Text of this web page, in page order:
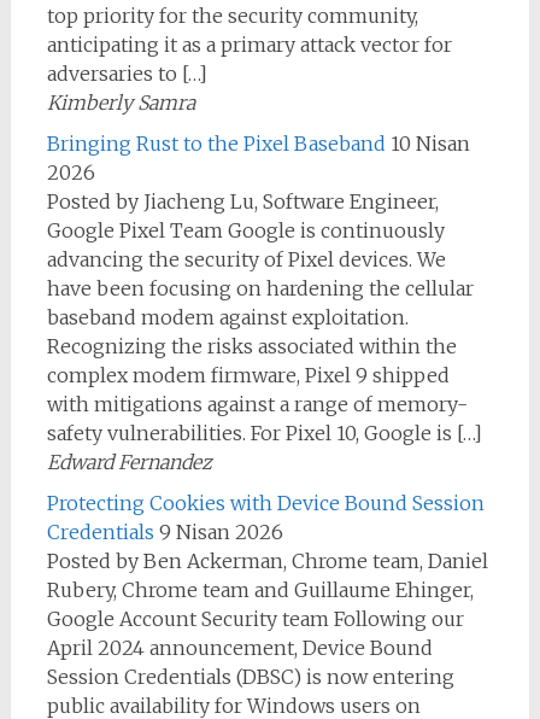
top priority for the security community,
anticipating it as a primary attack vector for
adversaries to […]
Kimberly Samra
Bringing Rust to the Pixel Baseband 10 Nisan
2026
Posted by Jiacheng Lu, Software Engineer,
Google Pixel Team Google is continuously
advancing the security of Pixel devices. We
have been focusing on hardening the cellular
baseband modem against exploitation.
Recognizing the risks associated within the
complex modem firmware, Pixel 9 shipped
with mitigations against a range of memory-
safety vulnerabilities. For Pixel 10, Google is […]
Edward Fernandez
Protecting Cookies with Device Bound Session
Credentials 9 Nisan 2026
Posted by Ben Ackerman, Chrome team, Daniel
Rubery, Chrome team and Guillaume Ehinger,
Google Account Security team Following our
April 2024 announcement, Device Bound
Session Credentials (DBSC) is now entering
public availability for Windows users on